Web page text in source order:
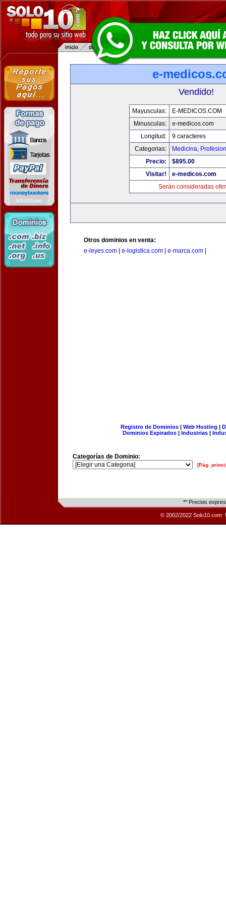
e-
Vendido!
Mayusculas:
E-MEDICOS.COM
Minusculas:
e-medicos.com
Longitud:
9 caracteres
Categorias:
Medicina,
Precio:
$895.00
Visitar!
e-medicos.com
Serán consideradas
Otros dominios en venta:
e-leyes.com
e-logistica.com e-marca.com
Registro de Dominios| Web Hosting |
Dominios Expirados | Industrias |
Categorías de Dominio:
[Pág.
** Precios
© 2002/2022 Solo10.com